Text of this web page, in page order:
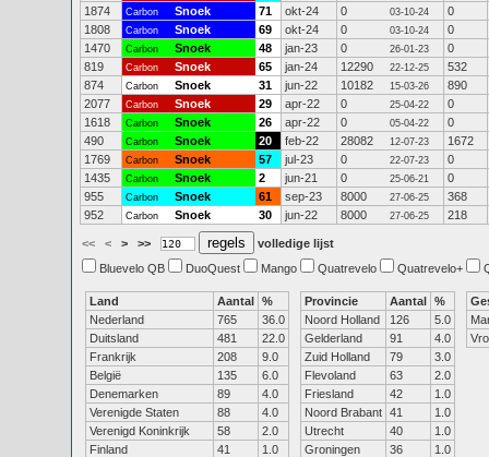
1874
Carbon Snoek 71 okt-24 0 03-10-24
0
1808
Carbon Snoek 69 okt-24 0 03-10-24
0
1470
Carbon Snoek 48 jan-23 0 26-01-23
0
819
Carbon Snoek 65 jan-24 12290 22-12-25
532
874
Carbon Snoek 31 jun-22 10182 15-03-26
890
2077
Carbon Snoek 29 apr-22 0 25-04-22
0
1618
Carbon Snoek 26 apr-22 0 05-04-22
0
490
Carbon Snoek 20 feb-22 28082 12-07-23
1672
1769
Carbon Snoek 57 jul-23 0 22-07-23
0
1435
Carbon Snoek 2 jun-21 0 25-06-21
0
955
Carbon Snoek 61 sep-23 8000 27-06-25
368
952
Carbon Snoek 30 jun-22 8000 27-06-25 218
<< < > >>
volledige lijst
Bluevelo QB
DuoQuest Mango Quatrevelo Quatrevelo+
Land Aantal %
Nederland
765
36.0
Duitsland
481
22.0
Frankrijk
208
9.0
België
135
6.0
Denemarken
89
4.0
Verenigde Staten
88
4.0
Verenigd Koninkrijk
58
2.0
Finland
41
1.0
Provincie Aantal %
Noord Holland
126
5.0
Gelderland
91
4.0
Zuid Holland
79
3.0
Flevoland
63
2.0
Friesland
42
1.0
Noord Brabant 41
1.0
Utrecht
40
1.0
Groningen
36
1.0